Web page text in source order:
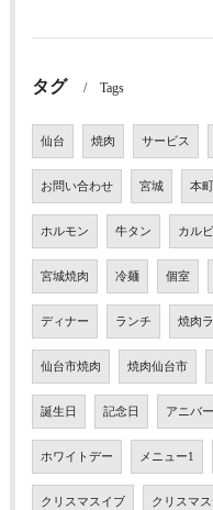
タグ Tags
仙台 焼肉 サービス
お問い合わせ 宮城 本町
ホルモン 牛タン カルビ
宮城焼肉 冷麺 個室
ディナー ランチ 焼肉
仙台市焼肉 焼肉仙台市
誕生日 記念日 アニバ
ホワイトデー メニュー1
クリスマスイブ クリスマ